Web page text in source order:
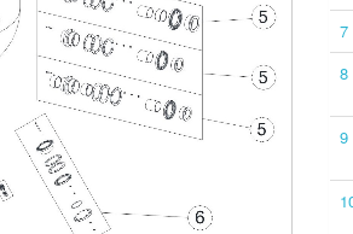
7
8
9